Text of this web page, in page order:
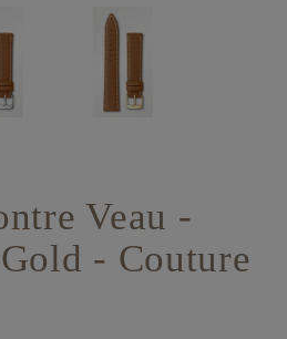
Veau -
- Couture